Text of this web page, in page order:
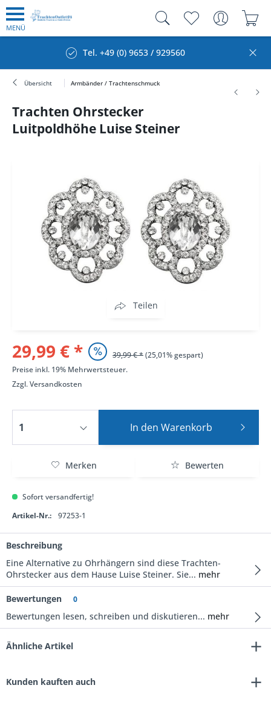
MENÜ
Tel. +49 (0) 9653 / 929560
Übersicht Armbänder / Trachtenschmuck
Trachten Ohrstecker
Luitpoldhöhe Luise Steiner
Teilen
29,99 € * 39,99 € *(25,01% gespart)
Preise inkl. 19% Mehrwertsteuer.
Zzgl.Versandkosten
In den Warenkorb
Merken Bewerten
Sofort versandfertig!
Artikel-Nr.:
97253-1
Beschreibung
Eine Alternative zu Ohrhängern sind diese Trachten-
Ohrstecker aus dem Hause Luise Steiner. Sie... mehr
Bewertungen 0
Bewertungen lesen, schreiben und diskutieren... mehr
Ähnliche Artikel
Kunden kauften auch